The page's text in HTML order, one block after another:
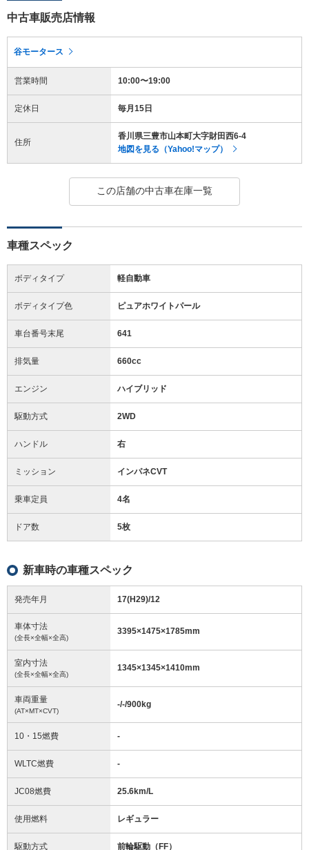
中古車販売店情報
谷モータース
営業時間 10:00〜19:00
定休日 毎月15日
住所
香川県三豊市山本町大字財田西6-4
地図を見る（Yahoo!マップ）
この店舗の中古車在庫一覧
車種スペック
ボディタイプ 軽自動車
ボディタイプ色 ピュアホワイトパール
車台番号末尾 641
排気量 660cc
エンジン ハイブリッド
駆動方式 2WD
ハンドル 右
ミッション インパネCVT
乗車定員 4名
ドア数 5枚
新車時の車種スペック
発売年月 17(H29)/12
車体寸法
(全長×全幅×全高)
3395×1475×1785mm
室内寸法
(全長×全幅×全高)
1345×1345×1410mm
車両重量
(AT×MT×CVT)
-/-/900kg
10・15燃費 -
WLTC燃費 -
JC08燃費 25.6km/L
使用燃料 レギュラー
駆動方式 前輪駆動（FF）